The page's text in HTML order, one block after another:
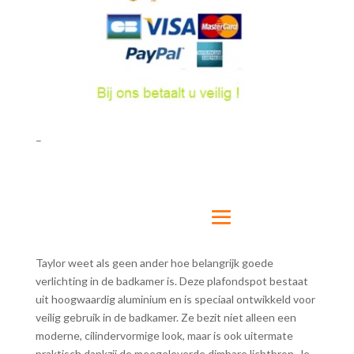
–
Taylor weet als geen ander hoe belangrijk goede
verlichting in de badkamer is. Deze plafondspot bestaat
uit hoogwaardig aluminium en is speciaal ontwikkeld voor
veilig gebruik in de badkamer. Ze bezit niet alleen een
moderne, cilindervormige look, maar is ook uitermate